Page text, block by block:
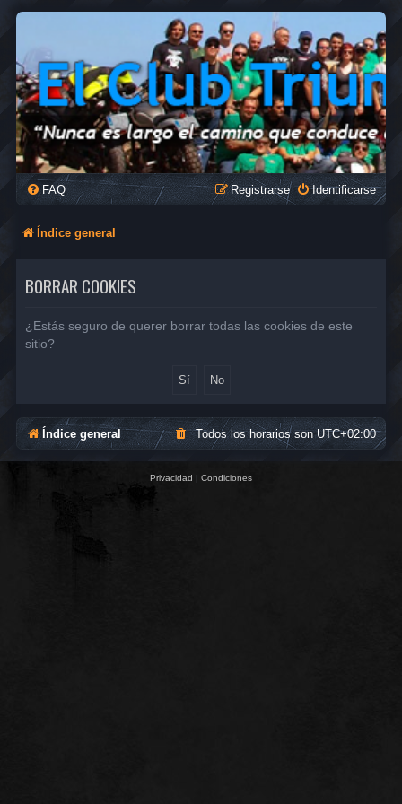
FAQ Identificarse
Registrarse
Índice general
BORRAR COOKIES
¿Estás seguro de querer borrar todas las cookies de este
sitio?
Índice general Todos los horarios sonUTC+02:00
Privacidad | Condiciones